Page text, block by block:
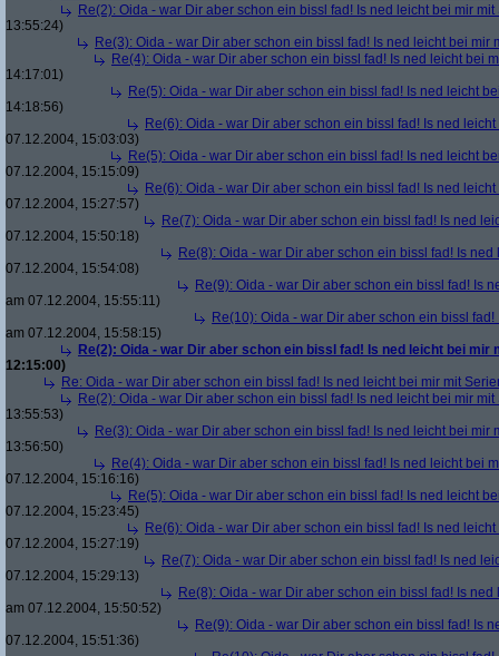
Re(2): Oida - war Dir aber schon ein bissl fad! Is ned leicht bei mir mit
13:55:24)
Re(3): Oida - war Dir aber schon ein bissl fad! Is ned leicht bei mir
Re(4): Oida - war Dir aber schon ein bissl fad! Is ned leicht bei
14:17:01)
Re(5): Oida - war Dir aber schon ein bissl fad! Is ned leicht
14:18:56)
Re(6): Oida - war Dir aber schon ein bissl fad! Is ned
07.12.2004, 15:03:03)
Re(5): Oida - war Dir aber schon ein bissl fad! Is ned leicht
07.12.2004, 15:15:09)
Re(6): Oida - war Dir aber schon ein bissl fad! Is ned
07.12.2004, 15:27:57)
Re(7): Oida - war Dir aber schon ein bissl fad! Is ned
07.12.2004, 15:50:18)
Re(8): Oida - war Dir aber schon ein bissl fad! Is
07.12.2004, 15:54:08)
Re(9): Oida - war Dir aber schon ein bissl fad! Is
am 07.12.2004, 15:55:11)
Re(10): Oida - war Dir aber schon ein bissl
am 07.12.2004, 15:58:15)
Re(2): Oida - war Dir aber schon ein bissl fad! Is ned leicht bei mir
12:15:00)
Re: Oida - war Dir aber schon ein bissl fad! Is ned leicht bei mir mit
Re(2): Oida - war Dir aber schon ein bissl fad! Is ned leicht bei mir mit
13:55:53)
Re(3): Oida - war Dir aber schon ein bissl fad! Is ned leicht bei mir
13:56:50)
Re(4): Oida - war Dir aber schon ein bissl fad! Is ned leicht bei
07.12.2004, 15:16:16)
Re(5): Oida - war Dir aber schon ein bissl fad! Is ned leicht
07.12.2004, 15:23:45)
Re(6): Oida - war Dir aber schon ein bissl fad! Is ned
07.12.2004, 15:27:19)
Re(7): Oida - war Dir aber schon ein bissl fad! Is ned
07.12.2004, 15:29:13)
Re(8): Oida - war Dir aber schon ein bissl fad! Is
am 07.12.2004, 15:50:52)
Re(9): Oida - war Dir aber schon ein bissl fad! Is
07.12.2004, 15:51:36)